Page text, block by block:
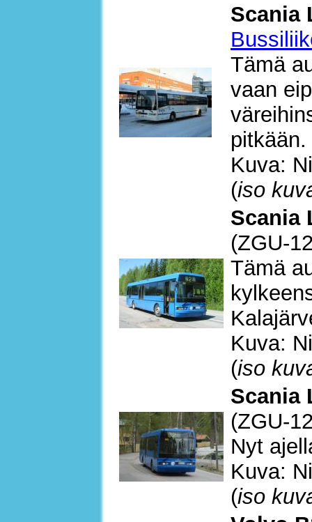
Scania
Tämä
vaan
pitkään.
Kuva:
(iso
Scania
(ZGU-
Tämä
Kuva:
(iso
Scania
(ZGU-
Nyt
Kuva:
(iso